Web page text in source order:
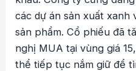
các dự án sản xuất xanh
sản phẩm. Cổ phiếu đã
nghị MUA tại vùng giá
thể tiếp tục nắm giữ để